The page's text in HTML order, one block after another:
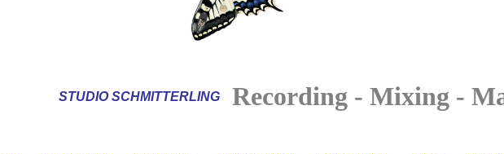
STUDIO SCHMITTERLING Recording - Mixing -